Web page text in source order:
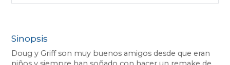
Sinopsis
Doug y Griff son muy buenos amigos desde que eran